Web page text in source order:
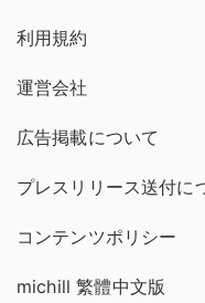
利用規約
運営会社
広告掲載について
プレスリリース送付に
コンテンツポリシー
michill 繁體中文版